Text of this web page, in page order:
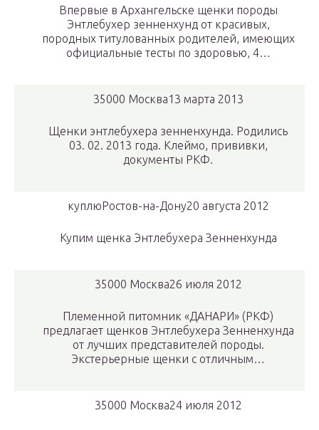
Впервые в Архангельске щенки породы
Энтлебухер зенненхунд от красивых,
породных титулованных родителей, имеющих
официальные тесты по здоровью, 4…
35000 Москва13 марта 2013
Щенки энтлебухера зенненхунда. Родились
03. 02. 2013 года. Клеймо, прививки,
документы РКФ.
куплюРостов-на-Дону20 августа 2012
Купим щенка Энтлебухера Зенненхунда
35000 Москва26 июля 2012
Племенной питомник «ДАНАРИ» (РКФ)
предлагает щенков Энтлебухера Зенненхунда
от лучших представителей породы.
Экстерьерные щенки с отличным…
35000 Москва24 июля 2012